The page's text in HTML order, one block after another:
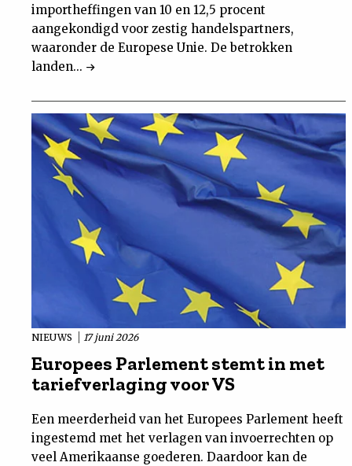
importheffingen van 10 en 12,5 procent
aangekondigd voor zestig handelspartners,
waaronder de Europese Unie. De betrokken
landen...
NIEUWS 17 juni 2026
Europees Parlement stemt in met
tariefverlaging voor VS
Een meerderheid van het Europees Parlement heeft
ingestemd met het verlagen van invoerrechten op
veel Amerikaanse goederen. Daardoor kan de